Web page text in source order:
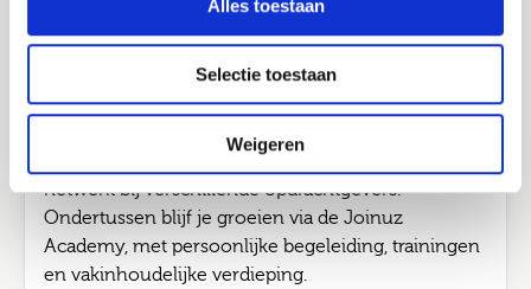
Alles toestaan
Selectie toestaan
Weigeren
Wij luisteren, adviseren, denken mee en zorgen dat
het klopt. Voor nu én later. Kies je voor detachering
via Joinuz? Dan werk je bij verschillende
opdrachtgevers aan opdrachten van 3 tot 12
maanden. Zo doe je in korte tijd brede én
waardevolle ervaring op, bouw je aan een sterk
netwerk bij verschillende opdrachtgevers.
Ondertussen blijf je groeien via de Joinuz
Academy, met persoonlijke begeleiding, trainingen
en vakinhoudelijke verdieping.